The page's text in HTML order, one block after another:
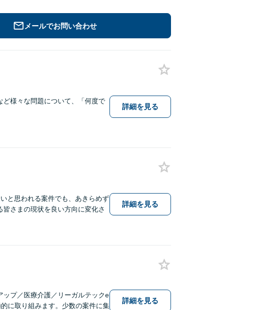
メールでお問い合わせ
ど様々な問題について、「何度で
詳細を見る
と思われる案件でも、あきらめず
さまの現状を良い方向に変化さ
詳細を見る
ップ／医療介護／リーガルテックe
に取り組みます。少数の案件に集
詳細を見る